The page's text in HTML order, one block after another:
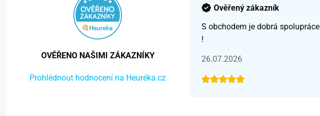
OVĚŘENO NAŠIMI ZÁKAZNÍKY
Prohlédnout hodnocení na Heuréka.cz
Ověřený zákazník
S obchodem je dobrá spolupráce
!
26.07.2026